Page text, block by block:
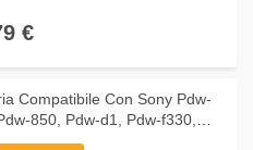
€
Compatibile Con Sony Pdw-
850, Pdw-d1, Pdw-f330,
Videocamera Camcorder